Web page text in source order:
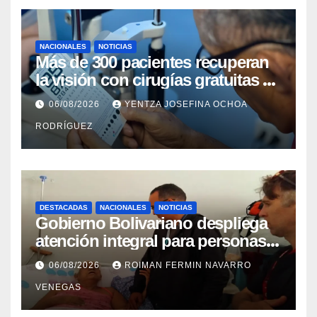
NACIONALES NOTICIAS
Más de 300 pacientes recuperan
la visión con cirugías gratuitas de
cataratas en Zulia
06/08/2026 YENTZA JOSEFINA OCHOA
RODRÍGUEZ
DESTACADAS NACIONALES NOTICIAS
Gobierno Bolivariano despliega
atención integral para personas
con discapacidad en
campamentos de La Guaira
06/08/2026 ROIMAN FERMIN NAVARRO
VENEGAS